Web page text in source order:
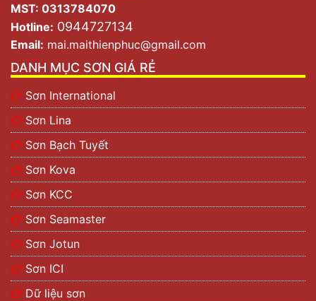
MST: 0313784070
Hotline: 0944727134
Email: mai.maithienphuc@gmail.com
DANH MỤC SƠN GIÁ RẺ
Sơn International
Sơn Lina
Sơn Bạch Tuyết
Sơn Kova
Sơn KCC
Sơn Seamaster
Sơn Jotun
Sơn ICI
Dữ liệu sơn